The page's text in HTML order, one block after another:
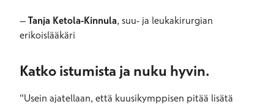
– Tanja Ketola-Kinnula, suu- ja leukakirurgian
erikoislääkäri
Katko istumista ja nuku hyvin.
“Usein ajatellaan, että kuusikymppisen pitää lisätä